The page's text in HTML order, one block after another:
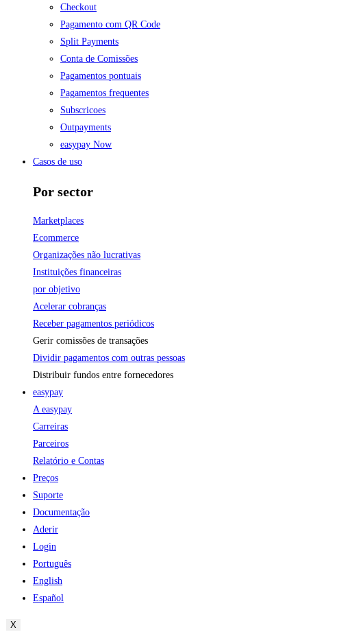
Checkout
Pagamento com QR Code
Split Payments
Conta de Comissões
Pagamentos pontuais
Pagamentos frequentes
Subscricoes
Outpayments
easypay Now
Casos de uso
Por sector
Marketplaces
Ecommerce
Organizações não lucrativas
Instituições financeiras
por objetivo
Acelerar cobranças
Receber pagamentos periódicos
Gerir comissões de transações
Dividir pagamentos com outras pessoas
Distribuir fundos entre fornecedores
easypay
A easypay
Carreiras
Parceiros
Relatório e Contas
Preços
Suporte
Documentação
Aderir
Login
Português
English
Español
X